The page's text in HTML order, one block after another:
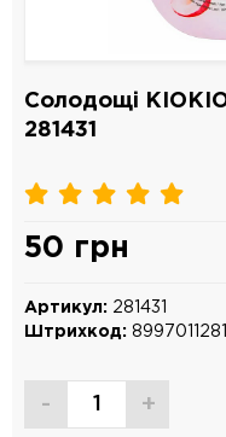
Солодощі
281431
50 грн
Артикул: 281431
Штрихкод:
- +